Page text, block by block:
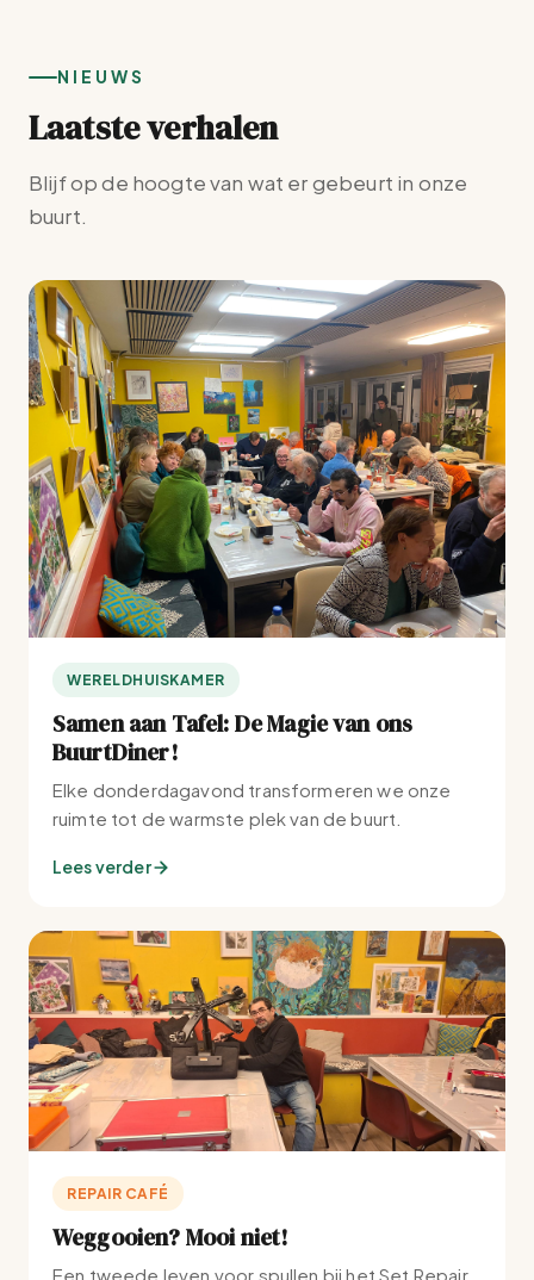
NIEUWS
Laatste verhalen
Blijf op de hoogte van wat er gebeurt in onze
buurt.
WERELDHUISKAMER
Samen aan Tafel: De Magie van ons
BuurtDiner!
Elke donderdagavond transformeren we onze
ruimte tot de warmste plek van de buurt.
Lees verder
REPAIR CAFÉ
Weggooien? Mooi niet!
Een tweede leven voor spullen bij het Set Repair